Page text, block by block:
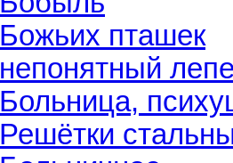
Божьих пташек
непонятный
Больница,
Решётки